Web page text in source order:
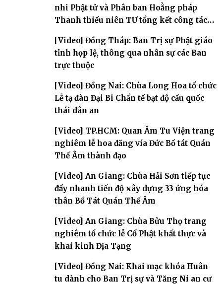
nhi Phật tử và Phân ban Hoằng pháp
Thanh thiếu niên TƯ tổng kết công tác
[Video] Đồng Tháp: Ban Trị sự Phật giáo
tỉnh họp lệ, thông qua nhân sự các Ban
trực thuộc
[Video] Đồng Nai: Chùa Long Hoa tổ chức
Lễ tạ đàn Đại Bi Chẩn tế bạt độ cầu quốc
thái dân an
[Video] TP.HCM: Quan Âm Tu Viện trang
nghiêm lễ hoa đăng vía Đức Bồ tát Quán
Thế Âm thành đạo
[Video] An Giang: Chùa Hải Sơn tiếp tục
đẩy nhanh tiến độ xây dựng 33 ứng hóa
thân Bồ Tát Quán Thế Âm
[Video] An Giang: Chùa Bửu Thọ trang
nghiêm tổ chức lễ Cổ Phật khất thực và
khai kinh Địa Tạng
[Video] Đồng Nai: Khai mạc khóa Huân
tu dành cho Ban Trị sự và Tăng Ni an cư